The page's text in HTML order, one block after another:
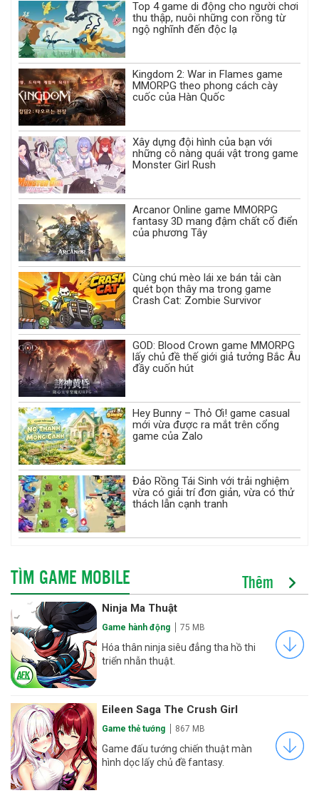
Top 4 game di động cho người chơi
thu thập, nuôi những con rồng từ
ngộ nghĩnh đến độc lạ
Kingdom 2: War in Flames game
MMORPG theo phong cách cày
cuốc của Hàn Quốc
Xây dựng đội hình của bạn với
những cô nàng quái vật trong game
Monster Girl Rush
Arcanor Online game MMORPG
fantasy 3D mang đậm chất cổ điển
của phương Tây
Cùng chú mèo lái xe bán tải càn
quét bọn thây ma trong game
Crash Cat: Zombie Survivor
GOD: Blood Crown game MMORPG
lấy chủ đề thế giới giả tưởng Bắc Âu
đầy cuốn hút
Hey Bunny – Thỏ Ơi! game casual
mới vừa được ra mắt trên cổng
game của Zalo
Đảo Rồng Tái Sinh với trải nghiệm
vừa có giải trí đơn giản, vừa có thử
thách lẫn cạnh tranh
TÌM GAME MOBILE Thêm
Ninja Ma Thuật
Game hành động 75 MB
Hóa thân ninja siêu đẳng tha hồ thi
triển nhẫn thuật.
Eileen Saga The Crush Girl
Game thẻ tướng 867 MB
Game đấu tướng chiến thuật màn
hình dọc lấy chủ đề fantasy.